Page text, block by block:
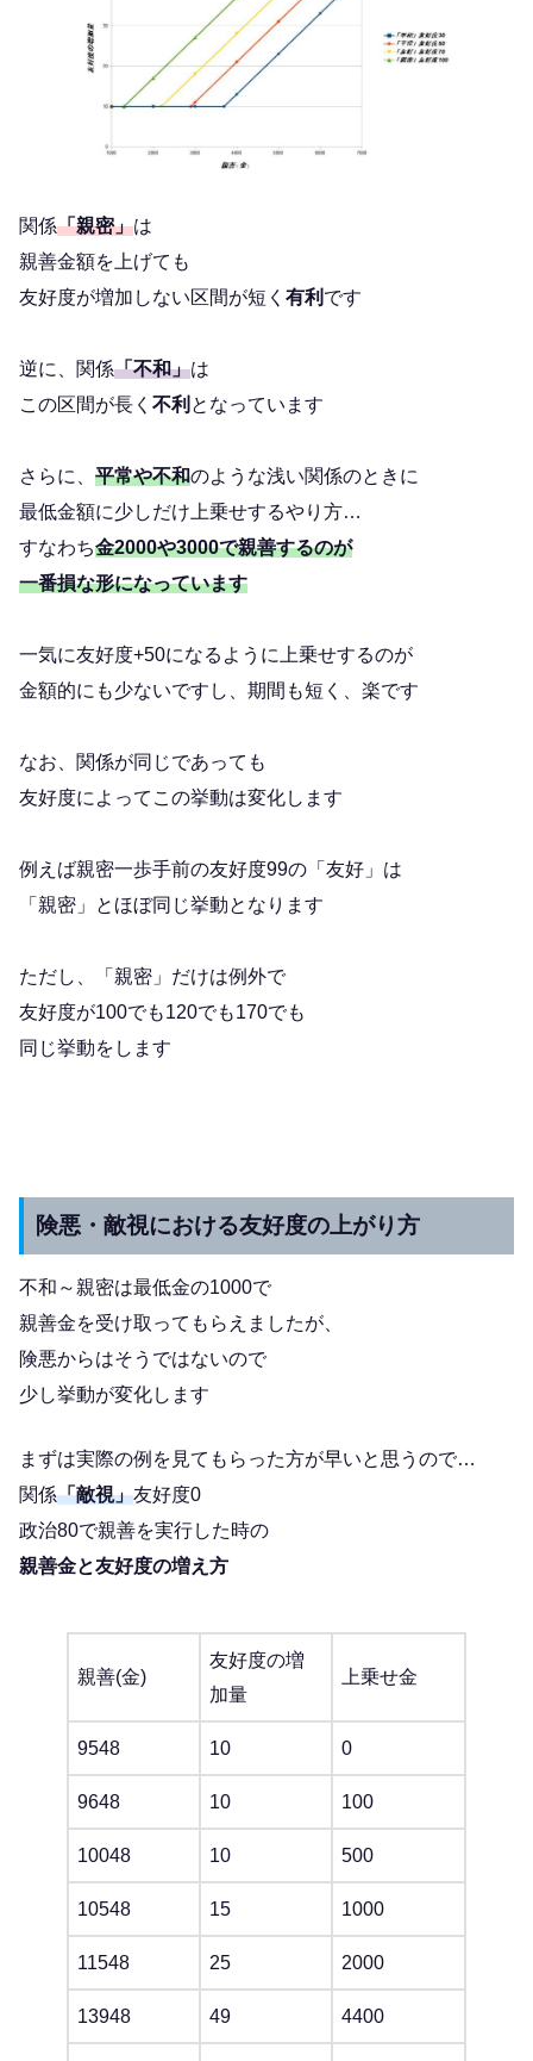
関係「親密」は
親善金額を上げても
友好度が増加しない区間が短く 有利 です
逆に、関係「不和」は
この区間が長く 不利 となっています
さらに、 平常や不和のような浅い関係のときに
最低金額に少しだけ上乗せするやり方…
すなわち金2000や3000で親善するのが
一番損な形になっています
一気に友好度+50になるように上乗せするのが
金額的にも少ないですし、期間も短く、楽です
なお、関係が同じであっても
友好度によってこの挙動は変化します
例えば親密一歩手前の友好度99の「友好」は
「親密」とほぼ同じ挙動となります
ただし、「親密」だけは例外で
友好度が100でも120でも170でも
同じ挙動をします
険悪・敵視における友好度の上がり方
不和～親密は最低金の1000で
親善金を受け取ってもらえましたが、
険悪からはそうではないので
少し挙動が変化します
まずは実際の例を見てもらった方が早いと思うので…
関係「敵視」友好度0
政治80で親善を実行した時の
親善金と友好度の増え方
親善(金)
友好度の増
加量
上乗せ金
9548 10 0
9648 10 100
10048 10 500
10548 15 1000
11548 25 2000
13948 49 4400